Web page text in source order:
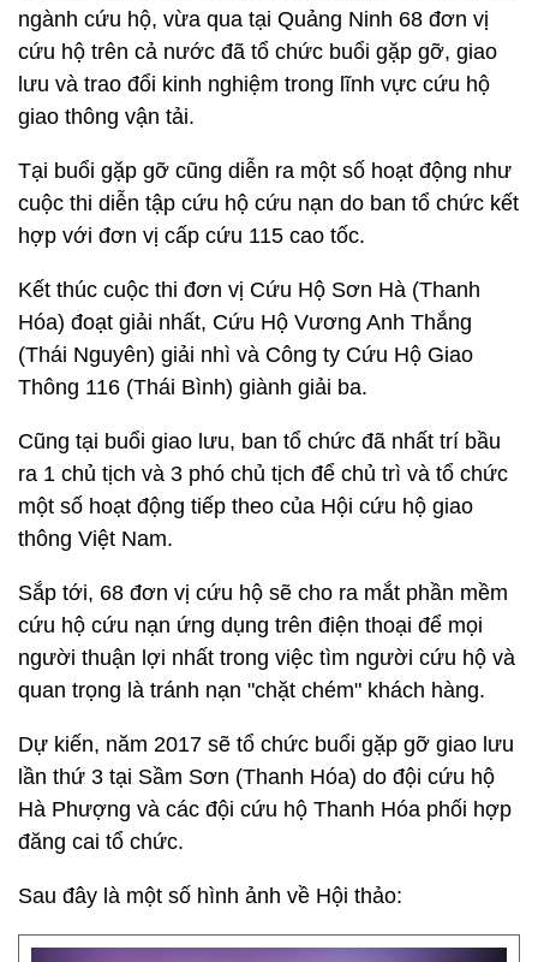
ngành cứu hộ, vừa qua tại Quảng Ninh 68 đơn vị
cứu hộ trên cả nước đã tổ chức buổi gặp gỡ, giao
lưu và trao đổi kinh nghiệm trong lĩnh vực cứu hộ
giao thông vận tải.
Tại buổi gặp gỡ cũng diễn ra một số hoạt động như
cuộc thi diễn tập cứu hộ cứu nạn do ban tổ chức kết
hợp với đơn vị cấp cứu 115 cao tốc.
Kết thúc cuộc thi đơn vị Cứu Hộ Sơn Hà (Thanh
Hóa) đoạt giải nhất, Cứu Hộ Vương Anh Thắng
(Thái Nguyên) giải nhì và Công ty Cứu Hộ Giao
Thông 116 (Thái Bình) giành giải ba.
Cũng tại buổi giao lưu, ban tổ chức đã nhất trí bầu
ra 1 chủ tịch và 3 phó chủ tịch để chủ trì và tổ chức
một số hoạt động tiếp theo của Hội cứu hộ giao
thông Việt Nam.
Sắp tới, 68 đơn vị cứu hộ sẽ cho ra mắt phần mềm
cứu hộ cứu nạn ứng dụng trên điện thoại để mọi
người thuận lợi nhất trong việc tìm người cứu hộ và
quan trọng là tránh nạn "chặt chém" khách hàng.
Dự kiến, năm 2017 sẽ tổ chức buổi gặp gỡ giao lưu
lần thứ 3 tại Sầm Sơn (Thanh Hóa) do đội cứu hộ
Hà Phượng và các đội cứu hộ Thanh Hóa phối hợp
đăng cai tổ chức.
Sau đây là một số hình ảnh về Hội thảo: